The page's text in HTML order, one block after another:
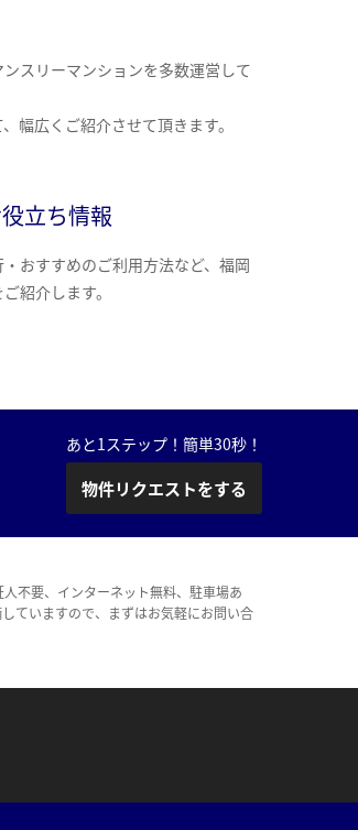
スリーマンションを多数運営して
幅広くご紹介させて頂きます。
立ち情報
おすすめのご利用方法など、福岡
紹介します。
あと1ステップ！簡単30秒！
物件リクエストをする
不要、インターネット無料、駐車場あ
ていますので、まずはお気軽にお問い合